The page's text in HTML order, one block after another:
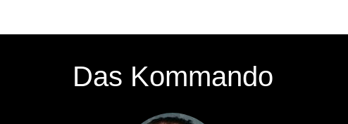
Das Kommando